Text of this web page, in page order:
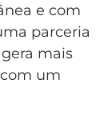
e com
parceria
mais
um